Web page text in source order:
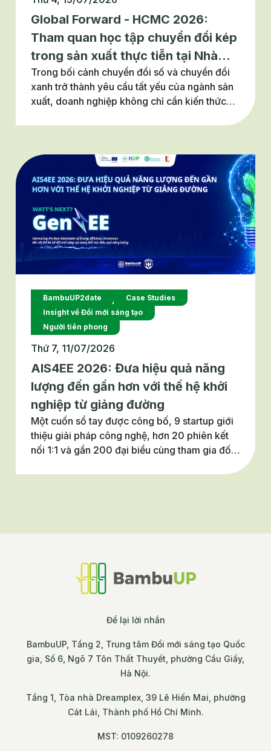
Global Forward - HCMC 2026:
Tham quan học tập chuyển đổi kép
trong sản xuất thực tiễn tại Nhà
máy Hồng Ký
Trong bối cảnh chuyển đổi số và chuyển đổi
xanh trở thành yêu cầu tất yếu của ngành sản
xuất, doanh nghiệp không chỉ cần kiến thức
Forward HCMC 2026 ra đời, không dừng lại ở
những buổi học tập lý thuyết, mà đưa doanh
nghiệp đến tận nơi một mô hình chuyển đổi
kép đã được kiểm chứng: Nhà máy Hồng Ký.
BambuUP2date
Case Studies
Insight về Đổi mới sáng tạo
Người tiên phong
Thứ 7, 11/07/2026
AIS4EE 2026: Đưa hiệu quả năng
lượng đến gần hơn với thế hệ khởi
nghiệp từ giảng đường
Một cuốn sổ tay được công bố, 9 startup giới
thiệu giải pháp công nghệ, hơn 20 phiên kết
nối 1:1 và gần 200 đại biểu cùng tham gia đối
Để lại lời nhắn
BambuUP, Tầng 2, Trung tâm Đổi mới sáng tạo Quốc
gia, Số 6, Ngõ 7 Tôn Thất Thuyết, phường Cầu Giấy,
Hà Nội.
Tầng 1, Tòa nhà Dreamplex, 39 Lê Hiến Mai, phường
Cát Lái, Thành phố Hồ Chí Minh.
MST: 0109260278